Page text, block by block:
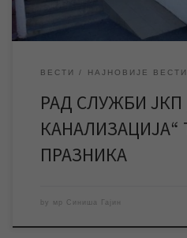
ВЕСТИ НАЈНОВИЈЕ ВЕСТИ
РАД СЛУЖБИ
КАНАЛИЗАЦИЈА“
ПРАЗНИКА
by мр Синиша Гајин